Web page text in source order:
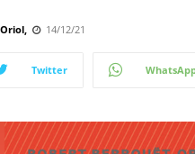
14/12/21
Twitter